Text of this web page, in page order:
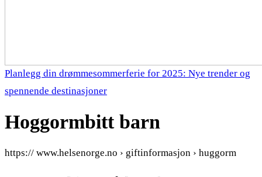
Planlegg din drømmesommerferie for 2025: Nye trender og
spennende destinasjoner
Hoggormbitt barn
https:// www.helsenorge.no › giftinformasjon › huggorm